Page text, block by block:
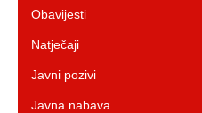
Obavijesti
Natječaji
Javni pozivi
Javna nabava